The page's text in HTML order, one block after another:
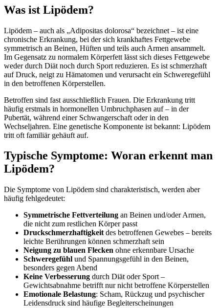
Was ist Lipödem?
Lipödem – auch als „Adipositas dolorosa“ bezeichnet – ist eine
chronische Erkrankung, bei der sich krankhaftes Fettgewebe
symmetrisch an Beinen, Hüften und teils auch Armen ansammelt.
Im Gegensatz zu normalem Körperfett lässt sich dieses Fettgewebe
weder durch Diät noch durch Sport reduzieren. Es ist schmerzhaft
auf Druck, neigt zu Hämatomen und verursacht ein Schweregefühl
in den betroffenen Körperstellen.
Betroffen sind fast ausschließlich Frauen. Die Erkrankung tritt
häufig erstmals in hormonellen Umbruchphasen auf – in der
Pubertät, während einer Schwangerschaft oder in den
Wechseljahren. Eine genetische Komponente ist bekannt: Lipödem
tritt oft familiär gehäuft auf.
Typische Symptome: Woran erkennt man
Lipödem?
Die Symptome von Lipödem sind charakteristisch, werden aber
häufig fehlgedeutet:
Symmetrische Fettverteilung an Beinen und/oder Armen,
die nicht zum restlichen Körper passt
Druckschmerzhaftigkeit des betroffenen Gewebes – bereits
leichte Berührungen können schmerzhaft sein
Neigung zu blauen Flecken ohne erkennbare Ursache
Schweregefühl und Spannungsgefühl in den Beinen,
besonders gegen Abend
Keine Verbesserung durch Diät oder Sport –
Gewichtsabnahme betrifft nur nicht betroffene Körperstellen
Emotionale Belastung: Scham, Rückzug und psychischer
Leidensdruck sind häufige Begleiterscheinungen